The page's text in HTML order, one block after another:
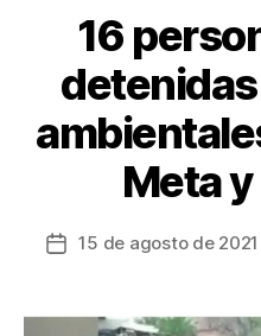
k
16
Meta
Fecha
entrada
15 de agosto de 2021